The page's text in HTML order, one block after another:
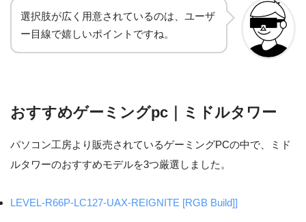
選択肢が広く用意されているのは、ユーザ
ー目線で嬉しいポイントですね。
おすすめゲーミングpc｜ミドルタワー
パソコン工房より販売されているゲーミングPCの中で、ミド
ルタワーのおすすめモデルを3つ厳選しました。
LEVEL-R66P-LC127-UAX-REIGNITE [RGB Build]]